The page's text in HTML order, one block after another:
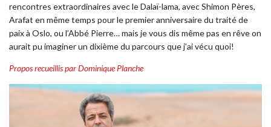
rencontres extraordinaires avec le Dalaï-lama, avec Shimon Pères,
Arafat en même temps pour le premier anniversaire du traité de
paix à Oslo, ou l’Abbé Pierre… mais je vous dis même pas en rêve on
aurait pu imaginer un dixième du parcours que j’ai vécu quoi!
Propos recueillis par Dominique Planche